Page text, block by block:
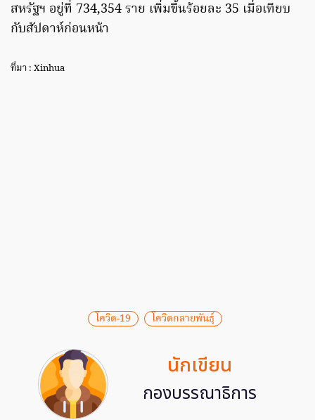
สหรัฐฯ อยู่ที่ 734,354 ราย เพิ่มขึ้นร้อยละ 35 เมื่อเทียบ
กับสัปดาห์ก่อนหน้า
ที่มา : Xinhua
โควิด-19 โควิดกลายพันธุ์
นักเขียน
กองบรรณาธิการ